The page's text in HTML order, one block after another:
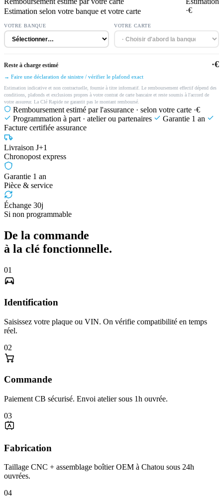
Estimation selon votre banque et votre carte
·€
VOTRE BANQUE VOTRE CARTE
Reste à charge estimé ·€
→ Faire une déclaration de sinistre / vérifier le plafond exact
Estimation indicative et non contractuelle, fournie à titre informatif. Le remboursement effectif dépend des
conditions, plafonds et exclusions propres à votre contrat de carte bancaire et reste soumis à l'accord de
votre assureur. La Clé Rapide ne garantit pas le montant remboursé.
Remboursement estimé par l'assurance · selon votre carte ·€
Programmation à part · atelier ou partenaires
Garantie 1 an
Facture certifiée assurance
Livraison J+1
Chronopost express
Garantie 1 an
Pièce & service
Échange 30j
Si non programmable
De la commande
à la clé fonctionnelle.
01
Identification
Saisissez votre plaque ou VIN. On vérifie compatibilité en temps
réel.
02
Commande
Paiement CB sécurisé. Envoi atelier sous 1h ouvrée.
03
Fabrication
Taillage CNC + assemblage boîtier OEM à Chatou sous 24h
ouvrées.
04